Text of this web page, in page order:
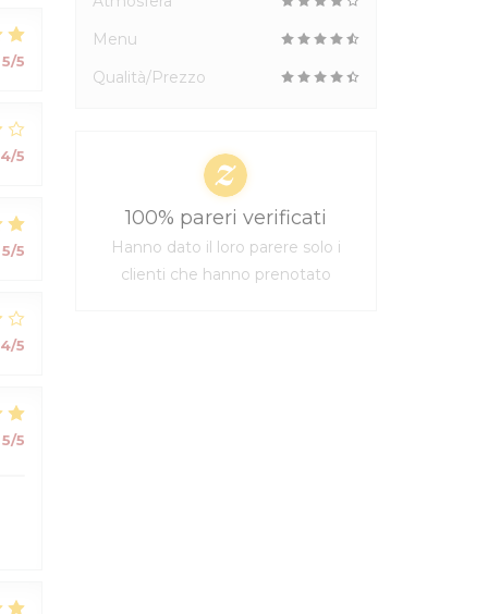
5/5
4/5
5/5
4/5
5/5
Menu
Qualità/Prezzo
100% pareri verificati
Hanno dato il loro parere solo i
clienti che hanno prenotato